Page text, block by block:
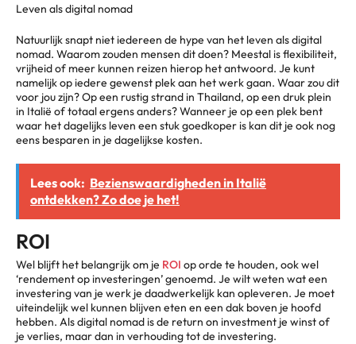
Leven als digital nomad
Natuurlijk snapt niet iedereen de hype van het leven als digital
nomad. Waarom zouden mensen dit doen? Meestal is flexibiliteit,
vrijheid of meer kunnen reizen hierop het antwoord. Je kunt
namelijk op iedere gewenst plek aan het werk gaan. Waar zou dit
voor jou zijn? Op een rustig strand in Thailand, op een druk plein
in Italië of totaal ergens anders? Wanneer je op een plek bent
waar het dagelijks leven een stuk goedkoper is kan dit je ook nog
eens besparen in je dagelijkse kosten.
Lees ook: Bezienswaardigheden in Italië
ontdekken? Zo doe je het!
ROI
Wel blijft het belangrijk om je ROI op orde te houden, ook wel
‘rendement op investeringen’ genoemd. Je wilt weten wat een
investering van je werk je daadwerkelijk kan opleveren. Je moet
uiteindelijk wel kunnen blijven eten en een dak boven je hoofd
hebben. Als digital nomad is de return on investment je winst of
je verlies, maar dan in verhouding tot de investering.